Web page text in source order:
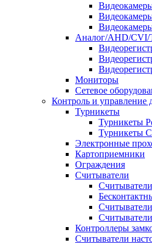
Аналог/AHD/CVI/
Мониторы
Сетевое
Контроль и
Турникеты
Турникеты
Турникеты
Электронные
Картоприемники
Ограждения
Считыватели
Контроллеры
Считыватели